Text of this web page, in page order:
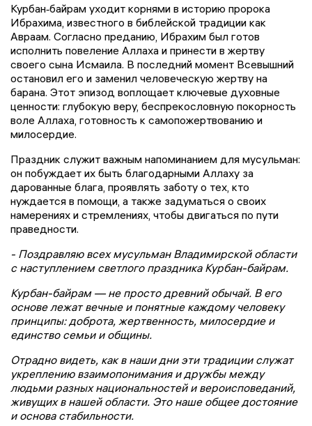
Курбан‑байрам уходит корнями в историю пророка
Ибрахима, известного в библейской традиции как
Авраам. Согласно преданию, Ибрахим был готов
исполнить повеление Аллаха и принести в жертву
своего сына Исмаила. В последний момент Всевышний
остановил его и заменил человеческую жертву на
барана. Этот эпизод воплощает ключевые духовные
ценности: глубокую веру, беспрекословную покорность
воле Аллаха, готовность к самопожертвованию и
милосердие.
Праздник служит важным напоминанием для мусульман:
он побуждает их быть благодарными Аллаху за
дарованные блага, проявлять заботу о тех, кто
нуждается в помощи, а также задуматься о своих
намерениях и стремлениях, чтобы двигаться по пути
праведности.
- Поздравляю всех мусульман Владимирской области
с наступлением светлого праздника Курбан-байрам.
Курбан-байрам — не просто древний обычай. В его
основе лежат вечные и понятные каждому человеку
принципы: доброта, жертвенность, милосердие и
единство семьи и общины.
Отрадно видеть, как в наши дни эти традиции служат
укреплению взаимопонимания и дружбы между
людьми разных национальностей и вероисповеданий,
живущих в нашей области. Это наше общее достояние
и основа стабильности.